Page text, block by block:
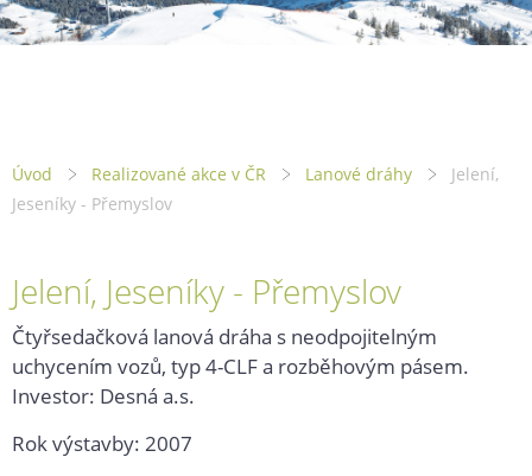
Úvod Realizované akce v ČR Lanové dráhy
Jelení,
Jeseníky - Přemyslov
Jelení, Jeseníky - Přemyslov
Čtyřsedačková lanová dráha s neodpojitelným
uchycením vozů, typ 4-CLF a rozběhovým pásem.
Investor: Desná a.s.
Rok výstavby: 2007